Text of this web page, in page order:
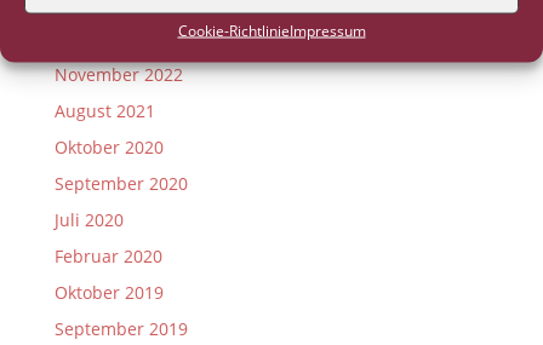
Cookie-RichtlinieImpressum
Dezember 2022
November 2022
August 2021
Oktober 2020
September 2020
Juli 2020
Februar 2020
Oktober 2019
September 2019